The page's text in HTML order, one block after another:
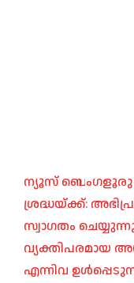
ന്യൂസ് ബെംഗളൂരു
ശ്രദ്ധയ്ക്ക്:
സ്വാഗതം
വ്യക്തിപരമായ
എന്നിവ